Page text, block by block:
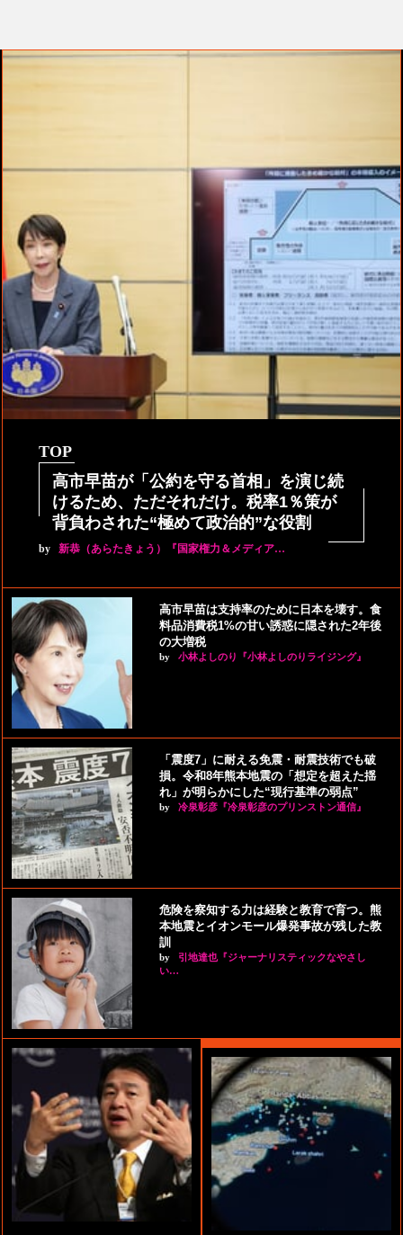
TOP
高市早苗が「公約を守る首相」を演じ続
けるため、ただそれだけ。税率1％策が
背負わされた“極めて政治的”な役割
by 新恭（あらたきょう）『国家権力＆メディア…
高市早苗は支持率のために日本を壊す。食
料品消費税1%の甘い誘惑に隠された2年後
の大増税
by 小林よしのり『小林よしのりライジング』
「震度7」に耐える免震・耐震技術でも破
損。令和8年熊本地震の「想定を超えた揺
れ」が明らかにした“現行基準の弱点”
by 冷泉彰彦『冷泉彰彦のプリンストン通信』
危険を察知する力は経験と教育で育つ。熊
本地震とイオンモール爆発事故が残した教
訓
by
引地達也『ジャーナリスティックなやさし
い…